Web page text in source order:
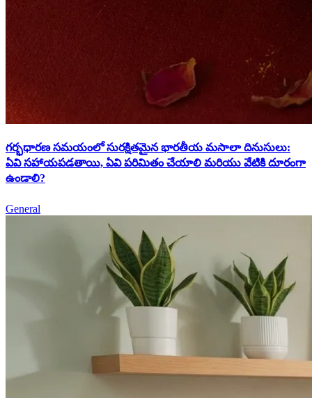
గర్భధారణ సమయంలో సురక్షితమైన భారతీయ మసాలా దినుసులు:
ఏవి సహాయపడతాయి, ఏవి పరిమితం చేయాలి మరియు వేటికి దూరంగా
ఉండాలి?
General